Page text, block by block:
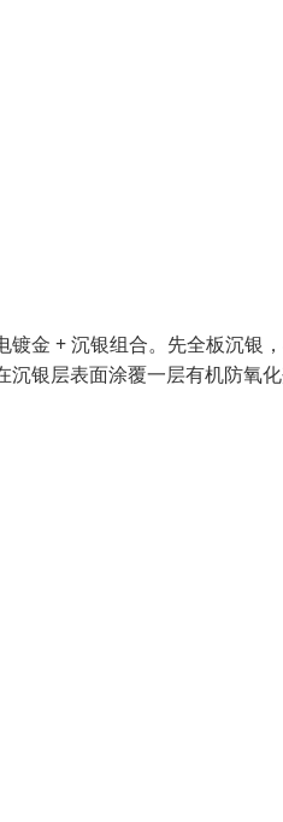
金 + 沉银组合。先全板沉银
银层表面涂覆一层有机防氧